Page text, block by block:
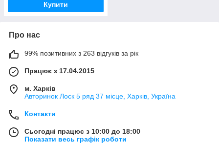
Купити
Про нас
99% позитивних з 263 відгуків за рік
Працює з 17.04.2015
м. Харків
Авторинок Лоск 5 ряд 37 місце, Харків, Україна
Контакти
Сьогодні працює з 10:00 до 18:00
Показати весь графік роботи